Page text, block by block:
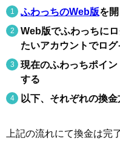
ふわっちのWeb版を開
Web版でふわっちに
たいアカウントでログ
現在のふわっちポイ
する
以下、それぞれの換
上記の流れにて換金は完